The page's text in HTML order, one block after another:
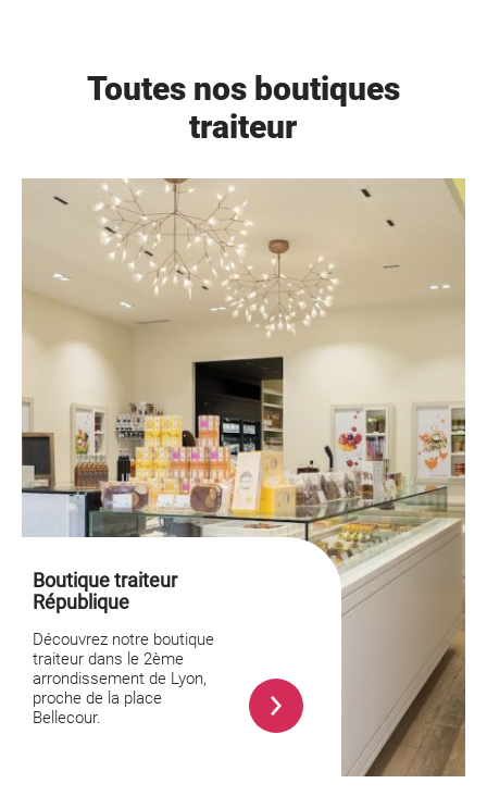
Toutes nos boutiques
traiteur
Boutique traiteur
République
Découvrez notre boutique
traiteur dans le 2ème
arrondissement de Lyon,
proche de la place
Bellecour.